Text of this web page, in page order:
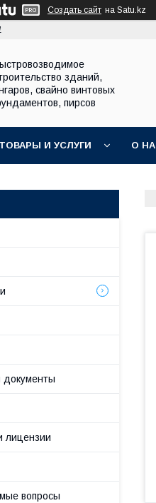
Создать сайт на Satu.kz
зданий,
свайно винтовых
пирсов
ТОВАРЫ И УСЛУГИ О
документы
лицензии
вопросы